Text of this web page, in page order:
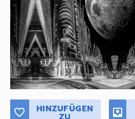
favorite_border HINZUFÜGEN move_to_inbox